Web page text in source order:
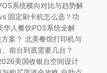
系统横向对比与趋势解
固定刷卡机怎么选？功
华人餐饮POS系统全解
案？ 北美餐馆打印机与
前台到底需要几台？
美国收银台空间设计